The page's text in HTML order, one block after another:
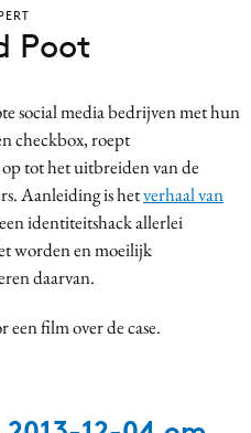
social media bedrijven met hun
checkbox, roept
tot het uitbreiden van de
Aanleiding is hetverhaal van
identiteitshack allerlei
worden en moeilijk
daarvan.
film over de case.
Poot